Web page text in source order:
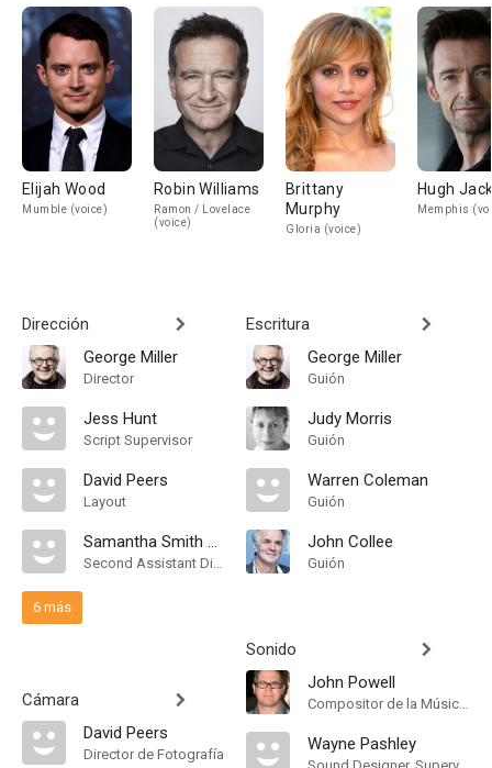
Elijah Wood
Mumble (voice)
Robin Williams
Ramon / Lovelace
(voice)
Brittany
Murphy
Gloria (voice)
Hugh
Memphis
Dirección
George Miller
Director
Jess Hunt
Script Supervisor
David Peers
Layout
Samantha Smith McGrady
Second Assistant Director
6 más
Cámara
David Peers
Director de Fotografía
Escritura
George Miller
Guión
Judy Morris
Guión
Warren Coleman
Guión
John Collee
Guión
Sonido
John Powell
Compositor de la Música Original
Wayne Pashley